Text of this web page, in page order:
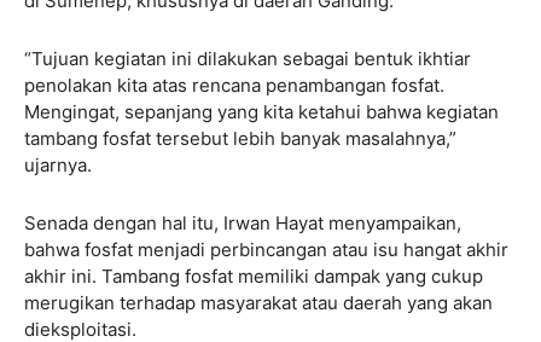
“Tujuan kegiatan ini dilakukan sebagai bentuk ikhtiar
penolakan kita atas rencana penambangan fosfat.
Mengingat, sepanjang yang kita ketahui bahwa kegiatan
tambang fosfat tersebut lebih banyak masalahnya,”
ujarnya.
Senada dengan hal itu, Irwan Hayat menyampaikan,
bahwa fosfat menjadi perbincangan atau isu hangat akhir
akhir ini. Tambang fosfat memiliki dampak yang cukup
merugikan terhadap masyarakat atau daerah yang akan
dieksploitasi.